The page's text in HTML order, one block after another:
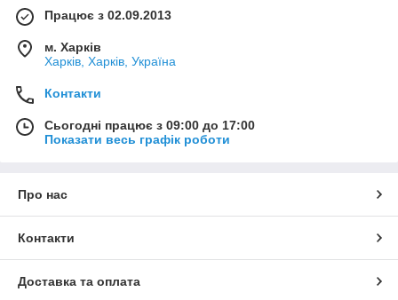
Працює з 02.09.2013
м. Харків
Харків, Харків, Україна
Контакти
Сьогодні працює з 09:00 до 17:00
Показати весь графік роботи
Про нас
Контакти
Доставка та оплата